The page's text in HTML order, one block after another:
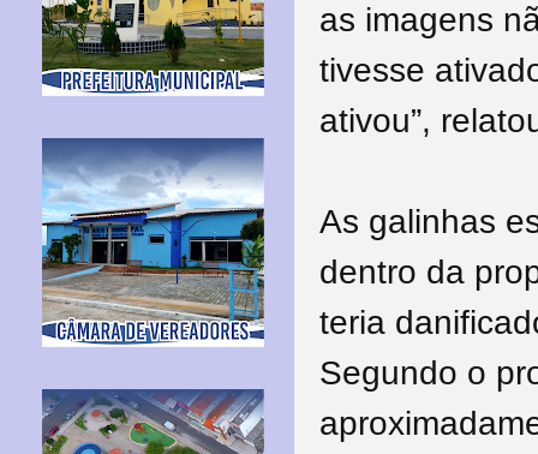
as imagens
tivesse
ativou”,
As galinhas
dentro da
teria
Segundo o